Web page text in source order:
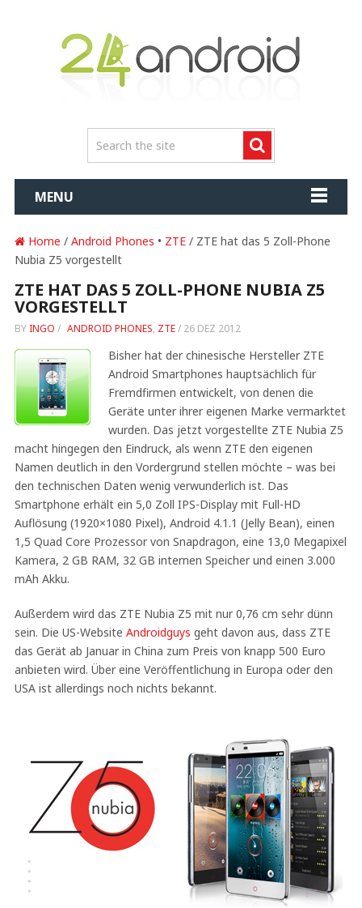
MENU
Home / Android Phones • ZTE/ ZTE hat das 5 Zoll-Phone
Nubia Z5 vorgestellt
ZTE HAT DAS 5 ZOLL-PHONE NUBIA Z5
VORGESTELLT
BY INGO / ANDROID PHONES, ZTE/ 26 DEZ 2012
Bisher hat der chinesische Hersteller ZTE
Android Smartphones hauptsächlich für
Fremdfirmen entwickelt, von denen die
Geräte unter ihrer eigenen Marke vermarktet
wurden. Das jetzt vorgestellte ZTE Nubia Z5
macht hingegen den Eindruck, als wenn ZTE den eigenen
Namen deutlich in den Vordergrund stellen möchte – was bei
den technischen Daten wenig verwunderlich ist. Das
Smartphone erhält ein 5,0 Zoll IPS-Display mit Full-HD
Auflösung (1920×1080 Pixel), Android 4.1.1 (Jelly Bean), einen
1,5 Quad Core Prozessor von Snapdragon, eine 13,0 Megapixel
Kamera, 2 GB RAM, 32 GB internen Speicher und einen 3.000
mAh Akku.
Außerdem wird das ZTE Nubia Z5 mit nur 0,76 cm sehr dünn
sein. Die US-Website Androidguys geht davon aus, dass ZTE
das Gerät ab Januar in China zum Preis von knapp 500 Euro
anbieten wird. Über eine Veröffentlichung in Europa oder den
USA ist allerdings noch nichts bekannt.